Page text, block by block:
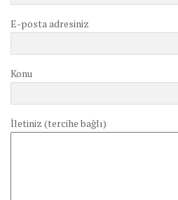
E-posta adresiniz
Konu
İletiniz (tercihe bağlı)